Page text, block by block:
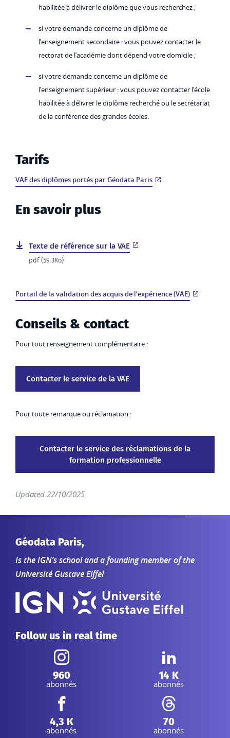
habilitée à délivrer le diplôme que vous recherchez ;
si votre demande concerne un diplôme de
l’enseignement secondaire : vous pouvez contacter le
rectorat de l’académie dont dépend votre domicile ;
si votre demande concerne un diplôme de
l’enseignement supérieur : vous pouvez contacter l’école
habilitée à délivrer le diplôme recherché ou le secrétariat
de la conférence des grandes écoles.
Tarifs
VAE des diplômes portés par Géodata Paris
En savoir plus
Texte de référence sur la VAE
pdf (59.3Ko)
Portail de la validation des acquis de l’expérience (VAE)
Conseils & contact
Pour tout renseignement complémentaire :
Contacter le service de la VAE
Pour toute remarque ou réclamation :
Contacter le service des réclamations de la
formation professionnelle
Updated 22/10/2025
Géodata Paris,
Is the IGN’s school and a founding member of the
Université Gustave Eiffel
Follow us in real time
Instagram :
960
abonnés
Linkedin :
14 K
abonnés
Facebook :
4,3 K
abonnés
Threads :
70
abonnés